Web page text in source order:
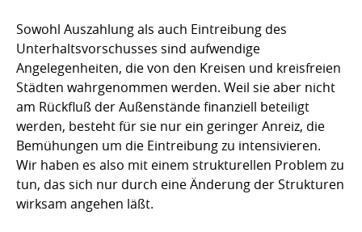
Sowohl Auszahlung als auch Eintreibung des
Unterhaltsvorschusses sind aufwendige
Angelegenheiten, die von den Kreisen und kreisfreien
Städten wahrgenommen werden. Weil sie aber nicht
am Rückfluß der Außenstände finanziell beteiligt
werden, besteht für sie nur ein geringer Anreiz, die
Bemühungen um die Eintreibung zu intensivieren.
Wir haben es also mit einem strukturellen Problem zu
tun, das sich nur durch eine Änderung der Strukturen
wirksam angehen läßt.